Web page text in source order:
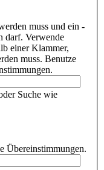
muss und ein -
darf. Verwende
einer Klammer,
muss. Benutze
Suche wie
Übereinstimmungen.